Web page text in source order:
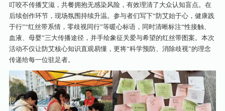
叮咬不传播艾滋，共餐拥抱无感染风险，有效理清了大众认知盲点。 在
后续创作环节，现场氛围持续升温。参与者们写下“防艾始于心，健康践
于行”“红丝带系情，零歧视同行”等暖心标语，同时清晰标注“性接触、
血液、母婴”三大传播途径，并手绘象征关爱与希望的红丝带图案。本次
活动不仅让防艾核心知识直观易懂，更将“科学预防、消除歧视”的理念
传递给每一位驻足者。